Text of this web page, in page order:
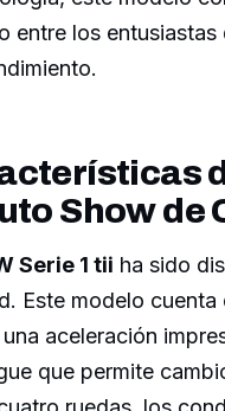
entre los
Show de
Serie 1 tii ha sido
Este modelo
aceleración
que permite